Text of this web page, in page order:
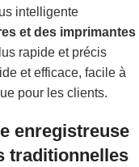
intelligente
et des imprimantes
rapide et précis
et efficace, facile à
pour les clients.
enregistreuse
traditionnelles